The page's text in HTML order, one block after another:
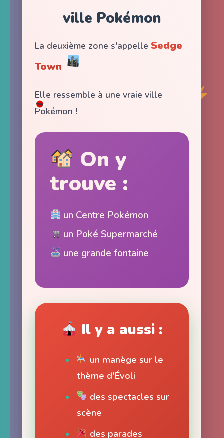
ville Pokémon
La deuxième zone s'appelle Sedge
Town
Elle ressemble à une vraie ville
Pokémon !
On y
trouve :
un Centre Pokémon
un Poké Supermarché
une grande fontaine
Il y a aussi :
un manège sur le
thème d'Évoli
des spectacles sur
scène
des parades